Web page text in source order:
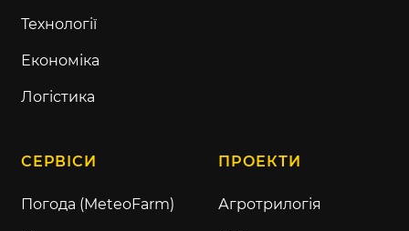
Технології
Економіка
Логістика
СЕРВІСИ
Погода (MeteoFarm)
ПРОЕКТИ
Агротрилогія